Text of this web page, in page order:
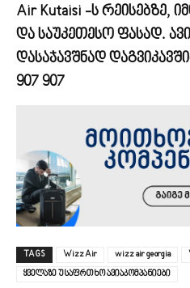
Air Kutaisi -ს რეისებზე,
და საუკეთესო ფასად.
დასაჯავშნად
907 907
TAGS Wizz Air wizz air georgia
ყველაზე უსაფრთხო ავიაკომპანიები